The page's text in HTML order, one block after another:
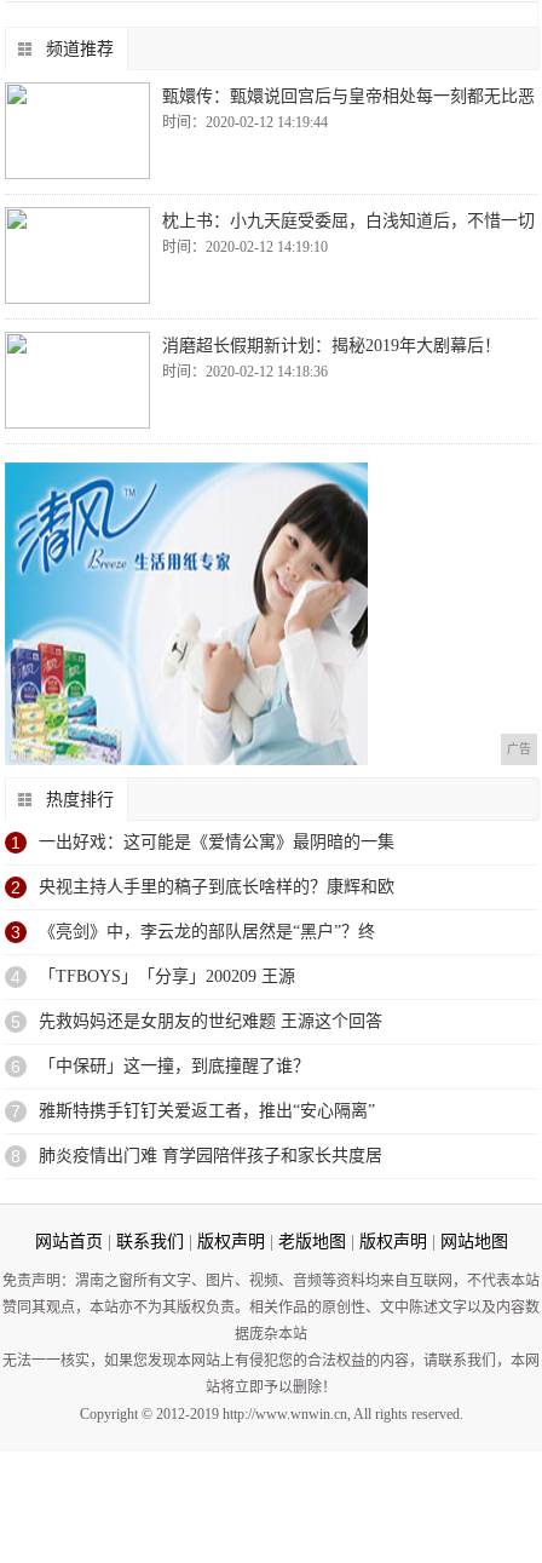
频道推荐
甄嬛传：甄嬛说回宫后与皇帝相处每一刻都无比恶
时间：2020-02-12 14:19:44
枕上书：小九天庭受委屈，白浅知道后，不惜一切
时间：2020-02-12 14:19:10
消磨超长假期新计划：揭秘2019年大剧幕后！
时间：2020-02-12 14:18:36
广告
热度排行
1 一出好戏：这可能是《爱情公寓》最阴暗的一集
2 央视主持人手里的稿子到底长啥样的？康辉和欧
3 《亮剑》中，李云龙的部队居然是“黑户”？终
4 「TFBOYS」「分享」200209 王源
5 先救妈妈还是女朋友的世纪难题 王源这个回答
6 「中保研」这一撞，到底撞醒了谁？
7 雅斯特携手钉钉关爱返工者，推出“安心隔离”
8 肺炎疫情出门难 育学园陪伴孩子和家长共度居
网站首页 联系我们 版权声明 老版地图 版权声明 网站地图
免责声明：渭南之窗所有文字、图片、视频、音频等资料均来自互联网，不代表本站
赞同其观点，本站亦不为其版权负责。相关作品的原创性、文中陈述文字以及内容数
据庞杂本站
无法一一核实，如果您发现本网站上有侵犯您的合法权益的内容，请联系我们，本网
站将立即予以删除！
Copyright © 2012-2019 http://www.wnwin.cn, All rights reserved.